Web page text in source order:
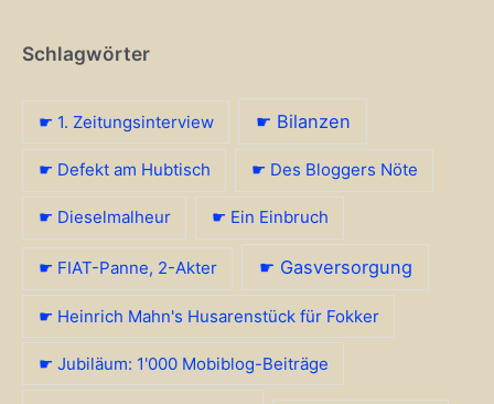
Schlagwörter
☛ 1. Zeitungsinterview ☛ Bilanzen
☛ Defekt am Hubtisch ☛ Des Bloggers Nöte
☛ Dieselmalheur ☛ Ein Einbruch
☛ FIAT-Panne, 2-Akter ☛ Gasversorgung
☛ Heinrich Mahn's Husarenstück für Fokker
☛ Jubiläum: 1'000 Mobiblog-Beiträge